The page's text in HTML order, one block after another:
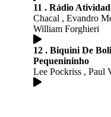
11 . Rádio
Chacal , Evandro
William Forghieri
12 . Biquini De
Pequenininho
Lee Pockriss , Paul